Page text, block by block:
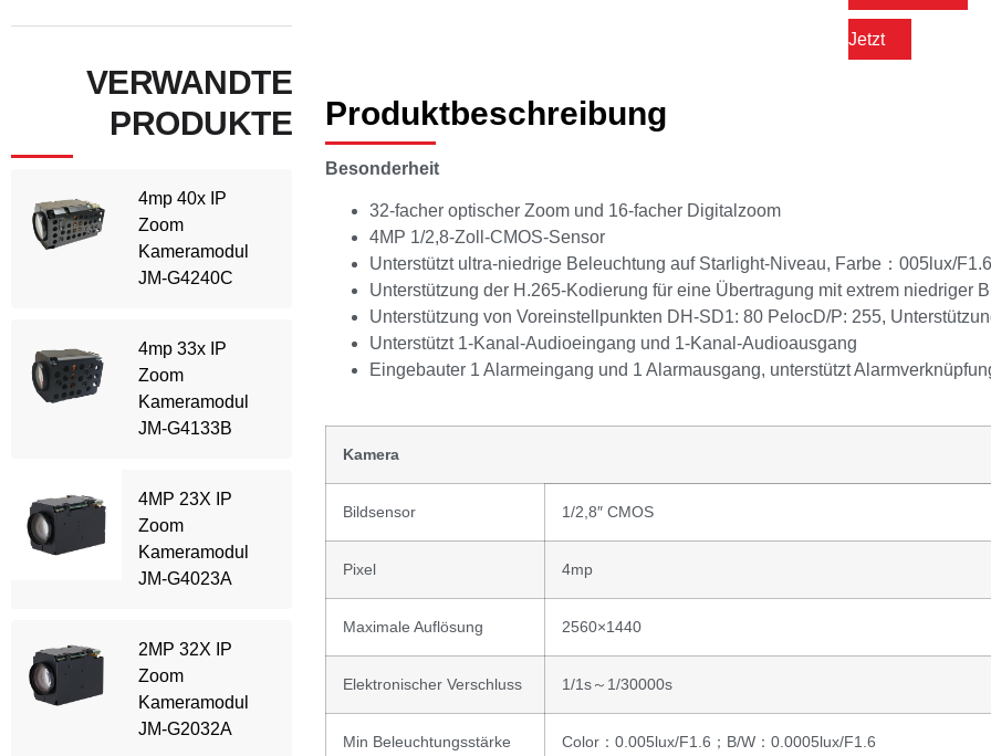
VERWANDTE
PRODUKTE
4mp 40x IP
Zoom
Kameramodul
JM-G4240C
4mp 33x IP
Zoom
Kameramodul
JM-G4133B
4MP 23X IP
Zoom
Kameramodul
JM-G4023A
2MP 32X IP
Zoom
Kameramodul
JM-G2032A
Jetzt
Produktbeschreibung
Besonderheit
32-facher optischer Zoom und 16-facher Digitalzoom
4MP 1/2,8-Zoll-CMOS-Sensor
Unterstützt ultra-niedrige Beleuchtung auf Starlight-Niveau, Farbe：005lux/
Unterstützung der H.265-Kodierung für eine Übertragung mit extrem niedriger
Unterstützung von Voreinstellpunkten DH-SD1: 80 PelocD/P: 255,
Unterstützt 1-Kanal-Audioeingang und 1-Kanal-Audioausgang
Eingebauter 1 Alarmeingang und 1 Alarmausgang, unterstützt
Kamera
Bildsensor 1/2,8″ CMOS
Pixel 4mp
Maximale Auflösung 2560×1440
Elektronischer Verschluss 1/1s～1/30000s
Min Beleuchtungsstärke Color：0.005lux/F1.6；B/W：0.0005lux/F1.6